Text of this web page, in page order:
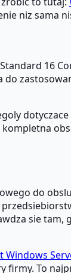
niz sama
16
kompletna
do
sie tam,
Windows
firmy. To